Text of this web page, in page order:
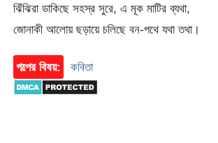
ঝিঁঝিরা ডাকিছে সহস্র সুরে, এ মূক মাটির ব্যথা,
জোনাকী আলোয় ছড়ায়ে চলিছে বন-পথে যথা তথা।
গল্পের বিষয়: কবিতা